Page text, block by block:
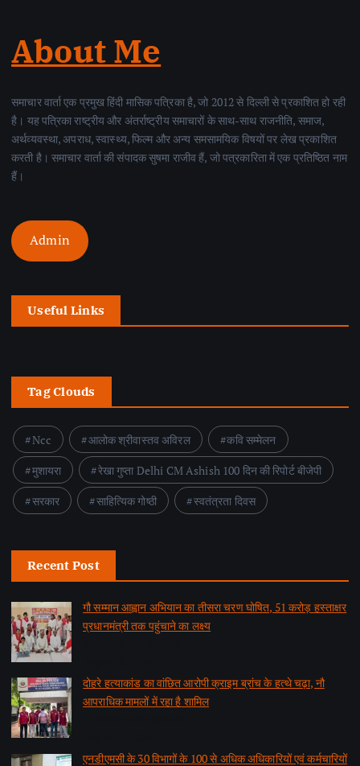
About Me
समाचार वार्ता एक प्रमुख हिंदी मासिक पत्रिका है, जो 2012 से दिल्ली से प्रकाशित हो रही
है। यह पत्रिका राष्ट्रीय और अंतर्राष्ट्रीय समाचारों के साथ-साथ राजनीति, समाज,
अर्थव्यवस्था, अपराध, स्वास्थ्य, फिल्म और अन्य समसामयिक विषयों पर लेख प्रकाशित
करती है। समाचार वार्ता की संपादक सुषमा राजीव हैं, जो पत्रकारिता में एक प्रतिष्ठित नाम
हैं।
Admin
Useful Links
Tag Clouds
Ncc आलोक श्रीवास्तव अविरल
कवि सम्मेलन
मुशायरा
रेखा गुप्ता Delhi CM Ashish 100 दिन की रिपोर्ट बीजेपी
सरकार
साहित्यिक गोष्ठी स्वतंत्रता दिवस
Recent Post
गौ सम्मान आह्वान अभियान का तीसरा चरण घोषित, 51 करोड़ हस्ताक्षर
प्रधानमंत्री तक पहुंचाने का लक्ष्य
दोहरे हत्याकांड का वांछित आरोपी क्राइम ब्रांच के हत्थे चढ़ा, नौ
आपराधिक मामलों में रहा है शामिल
एनडीएमसी के 30 विभागों के 100 से अधिक अधिकारियों एवं कर्मचारियों